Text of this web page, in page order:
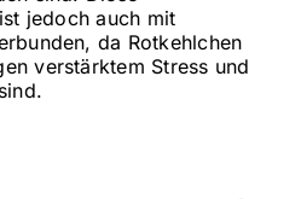
jedoch auch mit
da Rotkehlchen
verstärktem Stress und